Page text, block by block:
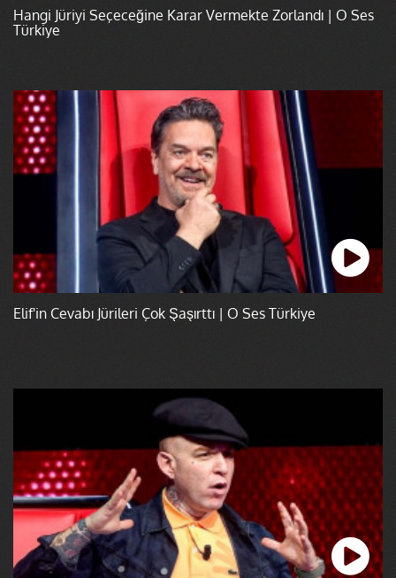
Hangi Jüriyi Seçeceğine Karar Vermekte Zorlandı | O Ses
Türkiye
Elif'in Cevabı Jürileri Çok Şaşırttı | O Ses Türkiye